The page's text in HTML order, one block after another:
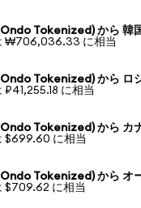
Tokenized) から 韓
₩706,036.33 に相当
Tokenized) から ロ
₽41,255.18 に相当
Tokenized) から カ
$699.60 に相当
Tokenized) から オ
$709.62 に相当